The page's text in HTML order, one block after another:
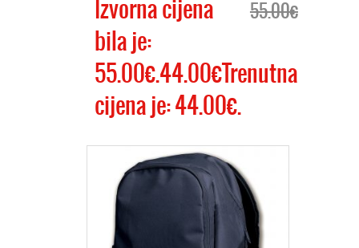
55.00€
Izvorna cijena
bila je:
55.00€.44.00€Trenutna
cijena je: 44.00€.